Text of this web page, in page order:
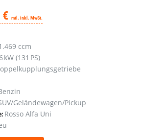
mtl. inkl. MwSt.
ccm
kW (131 PS)
Geländewagen/Pickup
Rosso Alfa Uni